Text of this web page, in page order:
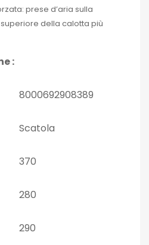
prese d’aria sulla
della calotta più
:
8000692908389
Scatola
370
280
290